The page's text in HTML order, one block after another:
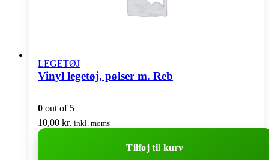
LEGETØJ
Vinyl legetøj, pølser m. Reb
0 out of 5
10,00 kr. inkl. moms
Tilføj til kurv